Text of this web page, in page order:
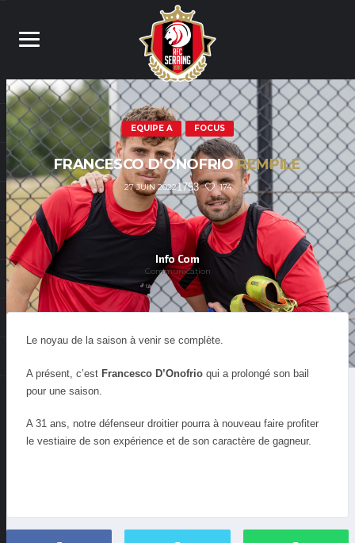
EQUIPE A FOCUS
FRANCESCO D’ONOFRIOREMPILE
27 JUIN 20221753 174
Info Com
Communication
Le noyau de la saison à venir se complète.
A présent, c’est Francesco D’Onofrio qui a prolongé son bail
pour une saison.
A 31 ans, notre défenseur droitier pourra à nouveau faire profiter
le vestiaire de son expérience et de son caractère de gagneur.